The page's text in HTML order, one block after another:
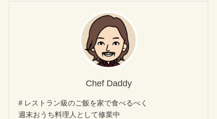
Chef Daddy
# レストラン級のご飯を家で食べるべく
週末おうち料理人として修業中